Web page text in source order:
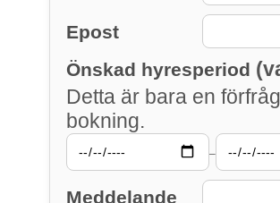
Epost
Önskad hyresperiod
Detta är bara en
bokning.
–
Meddelande